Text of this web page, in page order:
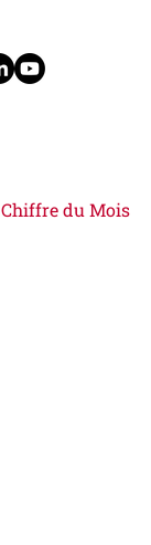
Chiffre du Mois